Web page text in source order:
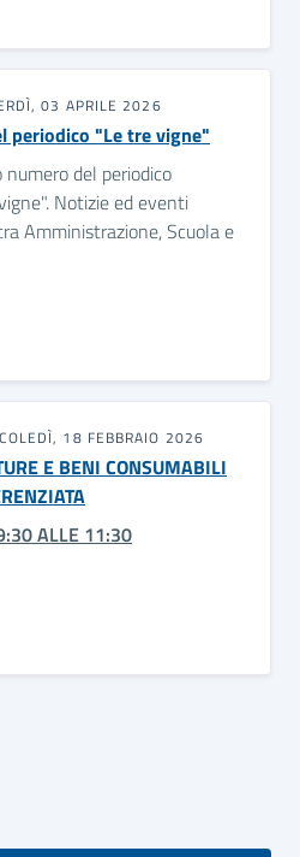
03 APRILE 2026
periodico "Le tre vigne"
del periodico
Notizie ed eventi
Amministrazione, Scuola e
18 FEBBRAIO 2026
E BENI CONSUMABILI
ALLE 11:30